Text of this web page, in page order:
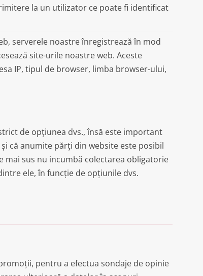
la un utilizator ce poate fi identificat
serverele noastre înregistrează în mod
site-urile noastre web. Aceste
IP, tipul de browser, limba browser-ului,
de opțiunea dvs., însă este important
că anumite părți din website este posibil
mai sus nu incumbă colectarea obligatorie
ele, în funcție de opțiunile dvs.
pentru a efectua sondaje de opinie